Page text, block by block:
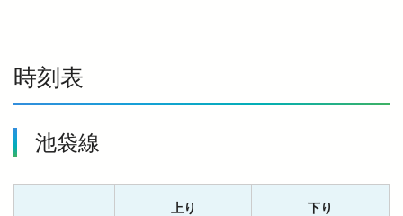
時刻表
池袋線
上り 下り